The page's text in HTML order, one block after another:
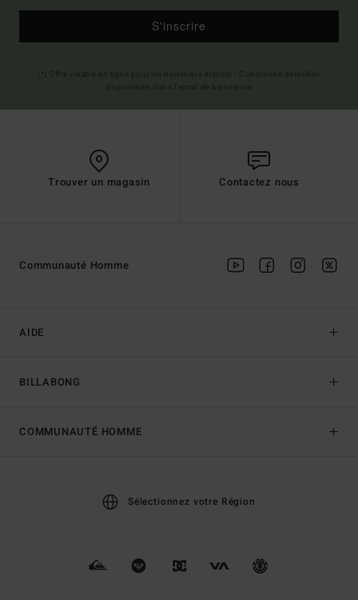
S'inscrire
Trouver un magasin Contactez nous
AIDE
BILLABONG
Communauté Homme
COMMUNAUTÉ HOMME
Sélectionnez votre Région